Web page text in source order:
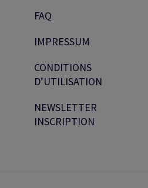
FAQ
IMPRESSUM
CONDITIONS
D’UTILISATION
NEWSLETTER
INSCRIPTION